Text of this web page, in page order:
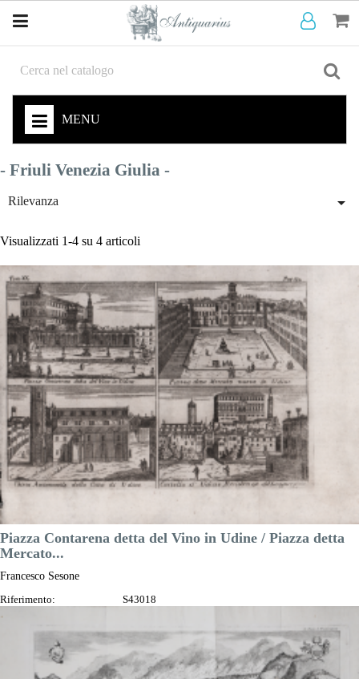
MENU
- Friuli Venezia Giulia -
Rilevanza 
Visualizzati 1-4 su 4 articoli
Piazza Contarena detta del Vino in Udine / Piazza detta
Mercato...
Francesco Sesone
Riferimento:
S43018
Misure:
1759
Luogo di Stampa:
Napoli
Prezzo
125,00 €